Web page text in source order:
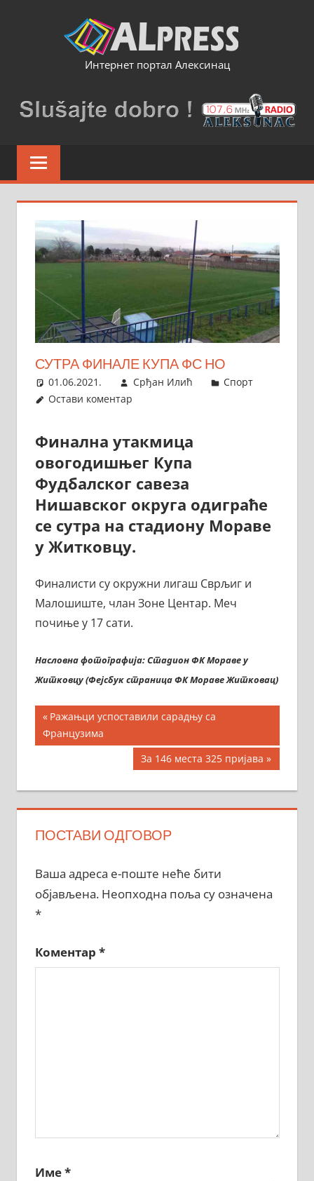
Интернет портал Алексинац
СУТРА ФИНАЛЕ КУПА ФС НО
01.06.2021. Срђан Илић
Спорт
Остави коментар
Финална утакмица
овогодишњег Купа
Фудбалског савеза
Нишавског округа одиграће
се сутра на стадиону Мораве
у Житковцу.
Финалисти су окружни лигаш Сврљиг и
Малошиште, члан Зоне Центар. Меч
почиње у 17 сати.
Насловна фотографија: Стадион ФК Мораве у
Житковцу (Фејсбук страница ФК Мораве Житковац)
Кретање
чланка
Previous
Post:
Ражањци успоставили сарадњу са
Французима
Next
Post:
За 146 места 325 пријава
ПОСТАВИ ОДГОВОР
Ваша адреса е-поште неће бити
објављена. Неопходна поља су означена
*
Коментар *
Име*